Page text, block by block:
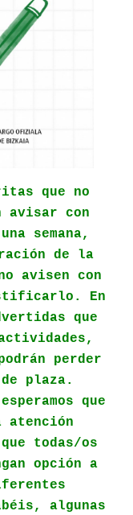
que no
avisar con
semana,
de la
avisen con
En
que
perder
plaza.
que
atención
todas/os
opción a
algunas